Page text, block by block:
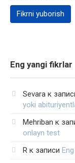
Eng yangi fikrlar
Sevara к
yoki
Mehriban к
onlayn test
R к записи